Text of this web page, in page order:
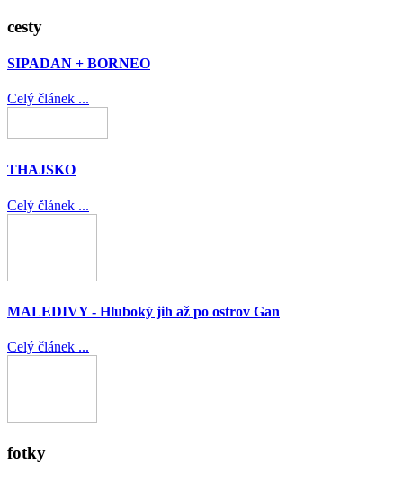
cesty
SIPADAN + BORNEO
Celý článek ...
THAJSKO
Celý článek ...
MALEDIVY - Hluboký jih až po ostrov Gan
Celý článek ...
fotky